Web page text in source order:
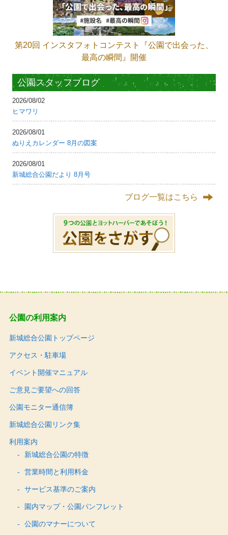
第20回 インスタフォトコンテスト『公園で出会った、
最高の瞬間』開催
公園スタッフブログ
2026/08/02
ヒマワリ
2026/08/01
ぬりえカレンダー 8月の図案
2026/08/01
新城総合公園だより 8月号
ブログ一覧はこちら
公園の利用案内
新城総合公園トップページ
アクセス・駐車場
イベント開催マニュアル
ご意見ご要望への回答
公園モニター通信簿
新城総合公園リンク集
利用案内
新城総合公園の特徴
営業時間と利用料金
サービス基準のご案内
園内マップ・公園パンフレット
公園のマナーについて